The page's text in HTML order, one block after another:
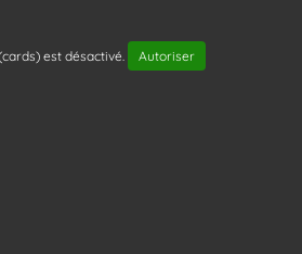
est désactivé. Autoriser